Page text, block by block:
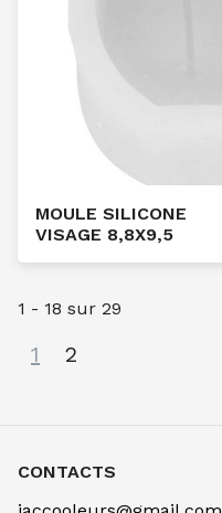
MOULE SILICONE
VISAGE 8,8X9,5
1 - 18 sur 29
1 2
CONTACTS